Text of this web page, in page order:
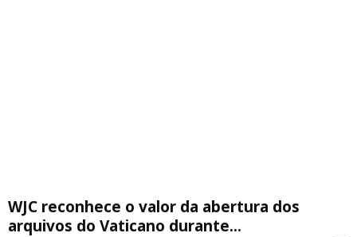
WJC reconhece o valor da abertura dos
arquivos do Vaticano durante...